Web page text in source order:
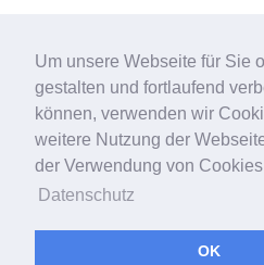
Um unsere Webseite für Sie
gestalten und fortlaufend
können, verwenden wir
weitere Nutzung der
der Verwendung von
Datenschutz
OK